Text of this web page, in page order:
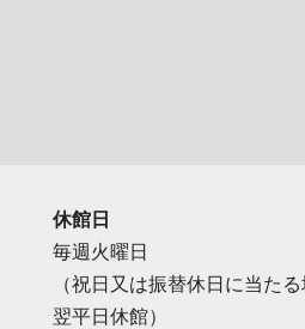
休館日
毎週火曜日
（祝日又は振替休日に当たる
翌平日休館）